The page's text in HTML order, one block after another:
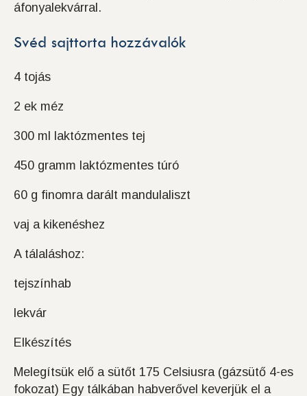
áfonyalekvárral.
Svéd sajttorta hozzávalók
4 tojás
2 ek méz
300 ml laktózmentes tej
450 gramm laktózmentes túró
60 g finomra darált mandulaliszt
vaj a kikenéshez
A tálaláshoz:
tejszínhab
lekvár
Elkészítés
Melegítsük elő a sütőt 175 Celsiusra (gázsütő 4-es
fokozat) Egy tálkában habverővel keverjük el a